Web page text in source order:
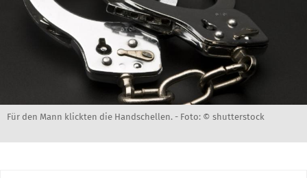
Für den Mann klickten die Handschellen. - Foto: © shutterstock